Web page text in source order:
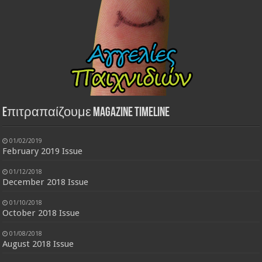
Eπιτραπαίζουμε Magazine Timeline
01/02/2019
February 2019 Issue
01/12/2018
December 2018 Issue
01/10/2018
October 2018 Issue
01/08/2018
August 2018 Issue